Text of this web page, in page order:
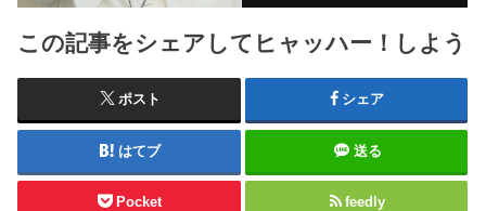
この記事をシェアしてヒャッハー！しよう
ポスト シェア
はてブ 送る
Pocket feedly